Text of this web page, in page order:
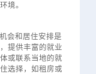
境。
会和居住安排是
提供丰富的就业
或联系当地的就
选择，如租房或